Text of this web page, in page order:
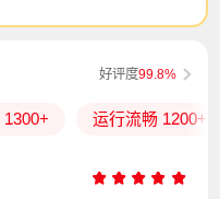
好评度99.8%
运行流畅 1200+